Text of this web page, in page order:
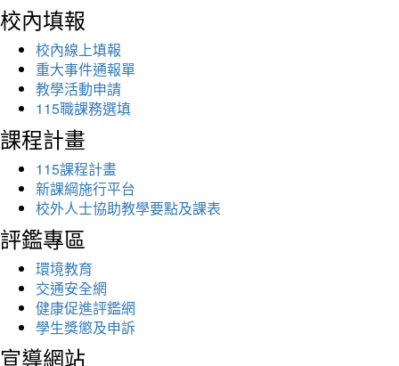
校內填報
校內線上填報
重大事件通報單
教學活動申請
115職課務選填
課程計畫
115課程計畫
新課綱施行平台
校外人士協助教學要點及課表
評鑑專區
環境教育
交通安全網
健康促進評鑑網
學生獎懲及申訴
宣導網站